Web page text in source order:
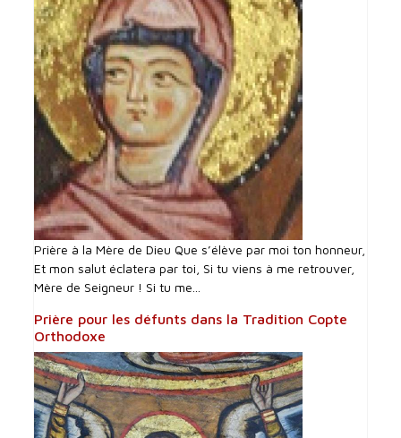
Prière à la Mère de Dieu Que s’élève par moi ton honneur,
Et mon salut éclatera par toi, Si tu viens à me retrouver,
Mère de Seigneur ! Si tu me...
Prière pour les défunts dans la Tradition Copte
Orthodoxe